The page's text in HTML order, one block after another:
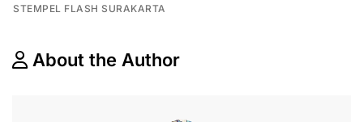
STEMPEL FLASH SURAKARTA
About the Author